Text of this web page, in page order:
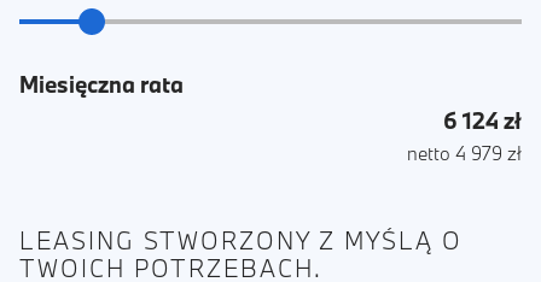
Miesięczna rata
6 124 zł
netto 4 979 zł
LEASING STWORZONY Z MYŚLĄ O
TWOICH POTRZEBACH.